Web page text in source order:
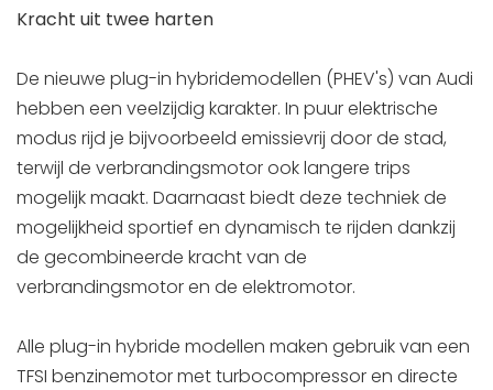
Kracht uit twee harten
De nieuwe plug-in hybridemodellen (PHEV's) van Audi
hebben een veelzijdig karakter. In puur elektrische
modus rijd je bijvoorbeeld emissievrij door de stad,
terwijl de verbrandingsmotor ook langere trips
mogelijk maakt. Daarnaast biedt deze techniek de
mogelijkheid sportief en dynamisch te rijden dankzij
de gecombineerde kracht van de
verbrandingsmotor en de elektromotor.
Alle plug-in hybride modellen maken gebruik van een
TFSI benzinemotor met turbocompressor en directe